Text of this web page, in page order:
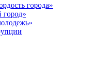
города»